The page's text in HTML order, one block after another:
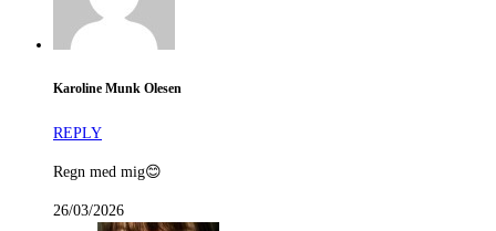
Karoline Munk Olesen
REPLY
Regn med mig😊
26/03/2026